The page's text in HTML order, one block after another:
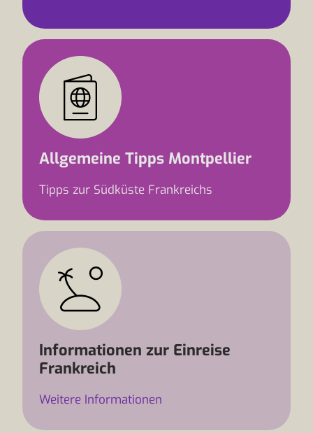
Allgemeine Tipps Montpellier
Tipps zur Südküste Frankreichs
Informationen zur Einreise
Frankreich
Weitere Informationen